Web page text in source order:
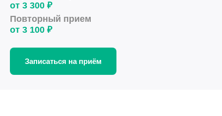
от 3 300 ₽
Повторный прием
от 3 100 ₽
Записаться на приём